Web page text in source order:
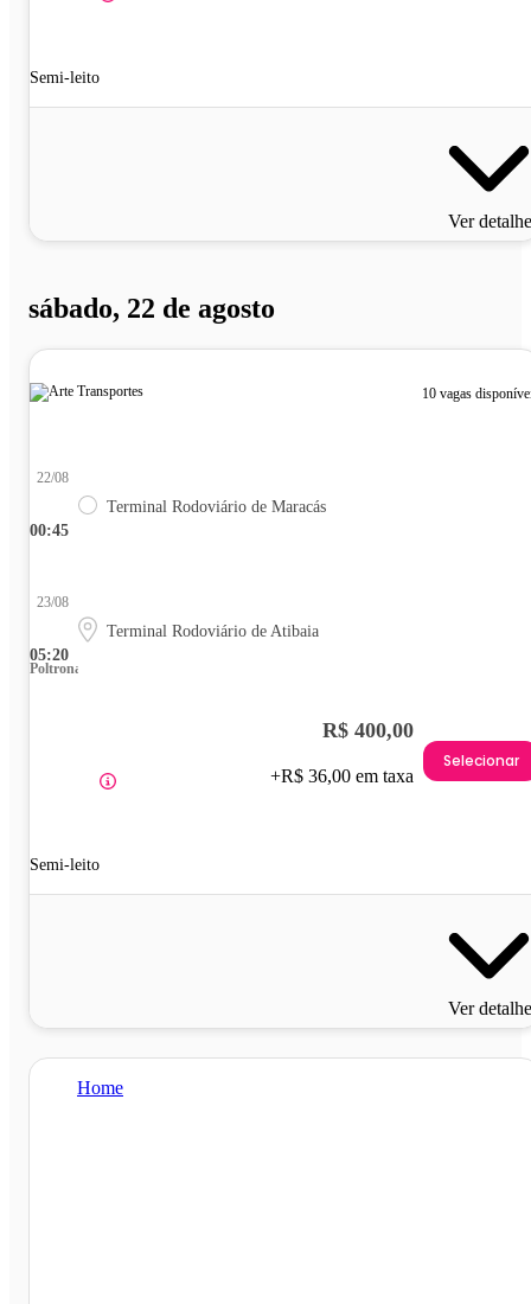
Semi-leito
Ver
sábado, 22 de agosto
10 vagas
00:45
22/08
Terminal Rodoviário de Maracás
05:20
23/08
Terminal Rodoviário de Atibaia
Poltrona
Semi-leito
R$ 400,00
+R$ 36,00 em taxa
Selecionar
Ver
Home